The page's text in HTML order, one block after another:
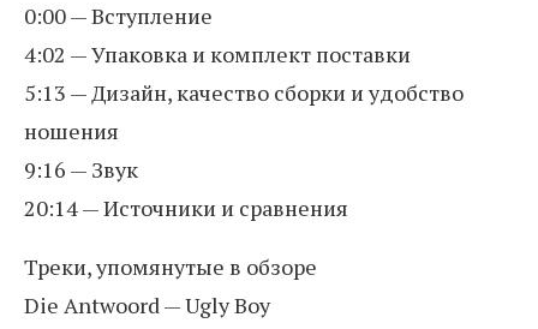
0:00 — Вступление
4:02 — Упаковка и комплект поставки
5:13 — Дизайн, качество сборки и удобство
ношения
9:16 — Звук
20:14 — Источники и сравнения
Треки, упомянутые в обзоре
Die Antwoord — Ugly Boy